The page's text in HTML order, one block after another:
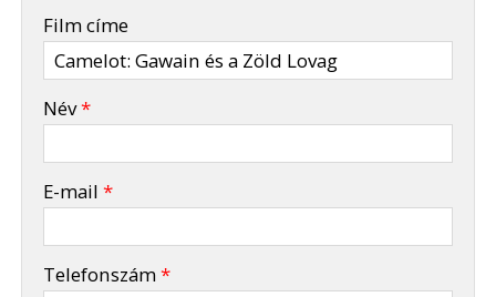
Film címe
Név*
E-mail*
Telefonszám*